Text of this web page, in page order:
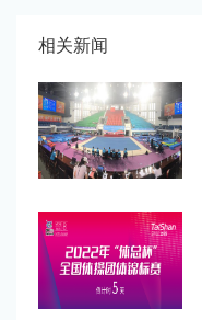
相关新闻